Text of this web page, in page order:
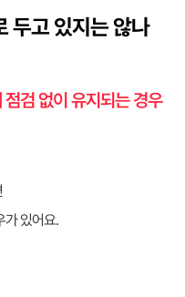
두고 있지는 않나
검 없이 유지되는 경우
가 있어요.